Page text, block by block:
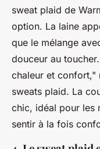
sweat plaid de
option. La laine
que le mélange
douceur au toucher.
chaleur et confort,"
sweats plaid. La
chic, idéal pour les
sentir à la fois